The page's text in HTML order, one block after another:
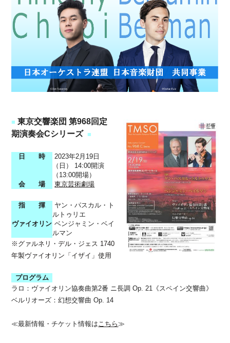
■ 東京交響楽団 第968回定
期演奏会Cシリーズ ■
日 時
2023年2月19日
（日） 14:00開演
（13:00開場）
会 場
東京芸術劇場
指 揮
ヤン・パスカル・ト
ルトゥリエ
ヴァイオリン ベンジャミン・ベイ
ルマン
※グァルネリ・デル・ジェス 1740
年製ヴァイオリン「イザイ」使用
プログラム
ラロ：ヴァイオリン協奏曲第2番 ニ長調 Op. 21《スペイン交響曲》
ベルリオーズ：幻想交響曲 Op. 14
≪最新情報・チケット情報はこちら≫